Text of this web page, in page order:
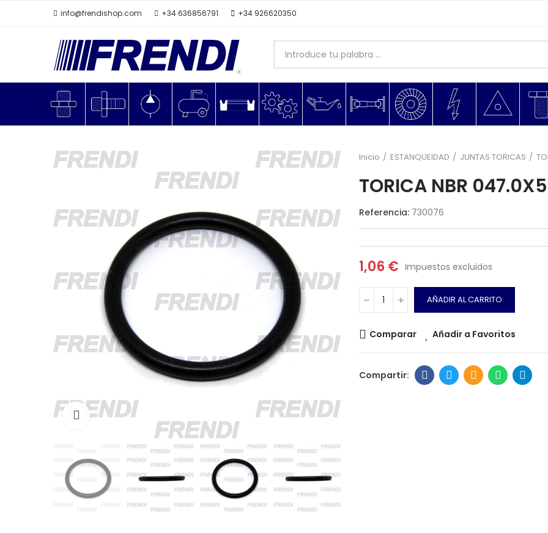
info@frendishop.com +34 636856791 +34 926620350
Click para agrandar
Inicio ESTANQUEIDAD JUNTAS TORICAS
TORICA NBR
Referencia: 730076
1,06 € Impuestos excluidos
AÑADIR AL CARRITO
Comparar Añadir a Favoritos